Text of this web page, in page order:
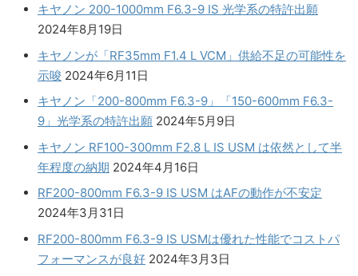
キヤノン 200-1000mm F6.3-9 IS 光学系の特許出願
2024年8月19日
キヤノンが「RF35mm F1.4 L VCM」供給不足の可能性を
示唆 2024年6月11日
キヤノン「200-800mm F6.3-9」「150-600mm F6.3-
9」光学系の特許出願 2024年5月9日
キヤノン RF100-300mm F2.8 L IS USM は依然として半
年程度の納期 2024年4月16日
RF200-800mm F6.3-9 IS USM はAFの動作が不安定
2024年3月31日
RF200-800mm F6.3-9 IS USMは優れた性能でコストパ
フォーマンスが良好 2024年3月3日